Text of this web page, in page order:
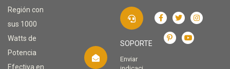
Región con
sus 1000
Watts de
Potencia
Efectiva en
SOPORTE
Enviar